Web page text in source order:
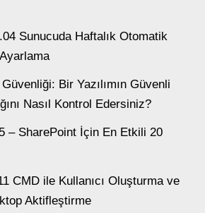
Sunucuda Haftalık Otomatik
Bir Yazılımın Güvenli
Nasıl Kontrol Edersiniz?
– SharePoint İçin En Etkili 20
CMD ile Kullanıcı Oluşturma ve
Aktifleştirme